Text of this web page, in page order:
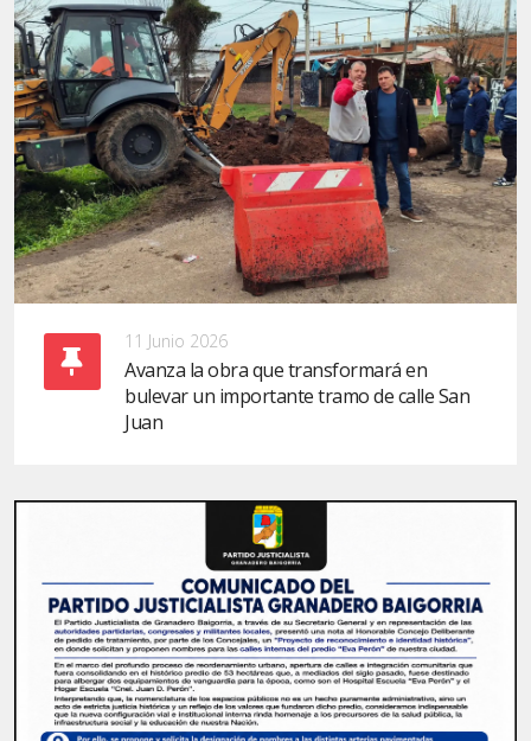
11 Junio 2026
Avanza la obra que transformará en
bulevar un importante tramo de calle San
Juan